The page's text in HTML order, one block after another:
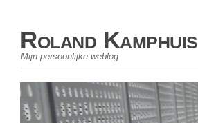
Roland Kamphuis
Mijn persoonlijke weblog